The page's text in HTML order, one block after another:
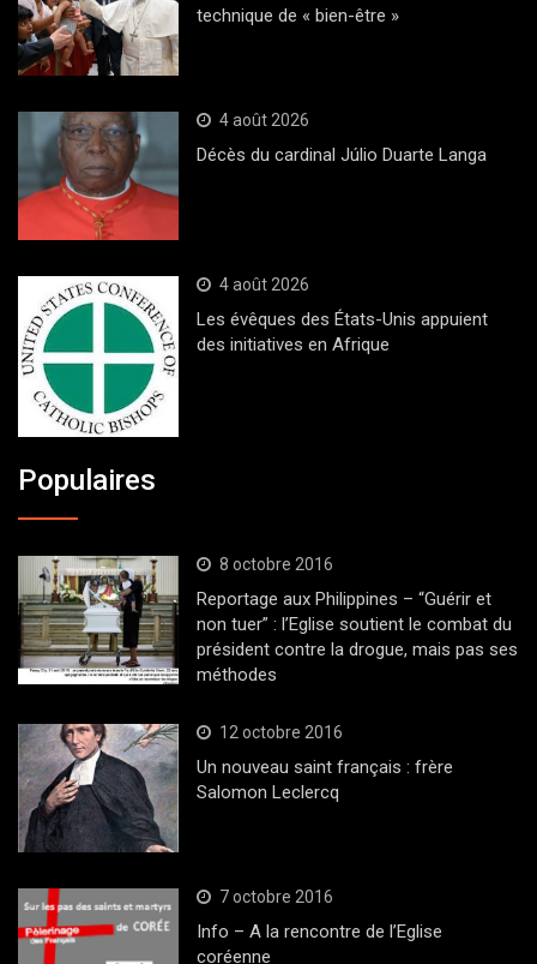
technique de « bien-être »
4 août 2026
Décès du cardinal Júlio Duarte Langa
4 août 2026
Les évêques des États-Unis appuient
des initiatives en Afrique
Populaires
8 octobre 2016
Reportage aux Philippines – “Guérir et
non tuer” : l’Eglise soutient le combat du
président contre la drogue, mais pas ses
méthodes
12 octobre 2016
Un nouveau saint français : frère
Salomon Leclercq
7 octobre 2016
Info – A la rencontre de l’Eglise
coréenne